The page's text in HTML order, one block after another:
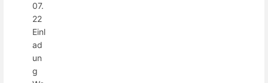
07.
22
Einl
ad
un
g